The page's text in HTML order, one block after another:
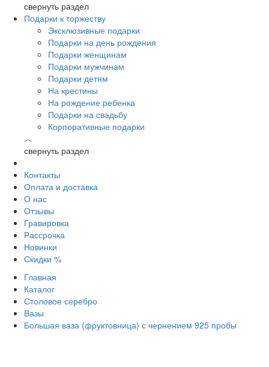
свернуть раздел
Подарки к торжеству
Эксклюзивные подарки
Подарки на день рождения
Подарки женщинам
Подарки мужчинам
Подарки детям
На крестины
На рождение ребенка
Подарки на свадьбу
Корпоративные подарки
︿
свернуть раздел
Контакты
Оплата и доставка
О нас
Отзывы
Гравировка
Рассрочка
Новинки
Скидки %
Главная
Каталог
Столовое серебро
Вазы
Большая ваза (фруктовница) с чернением 925 пробы